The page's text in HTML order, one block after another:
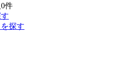
0件
探す